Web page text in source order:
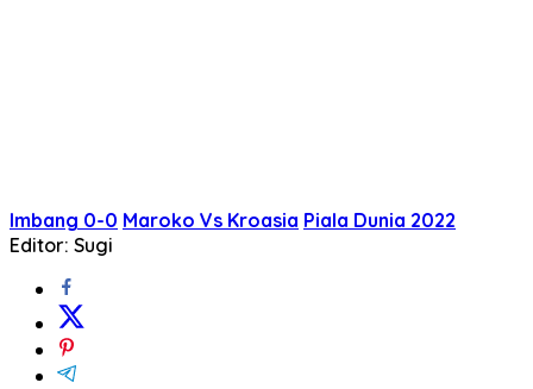
Imbang 0-0 Maroko Vs Kroasia Piala Dunia 2022
Editor: Sugi